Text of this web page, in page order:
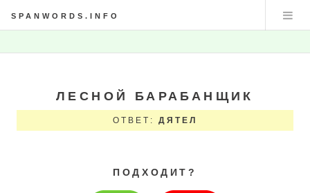
SPANWORDS.INFO
ЛЕСНОЙ БАРАБАНЩИК
ОТВЕТ:ДЯТЕЛ
ПОДХОДИТ?